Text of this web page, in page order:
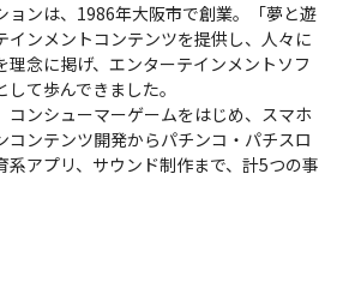
ョンは、1986年大阪市で創業。「夢と遊
インメントコンテンツを提供し、人々に
理念に掲げ、エンターテインメントソフ
て歩んできました。
コンシューマーゲームをはじめ、スマホ
コンテンツ開発からパチンコ・パチスロ
系アプリ、サウンド制作まで、計5つの事